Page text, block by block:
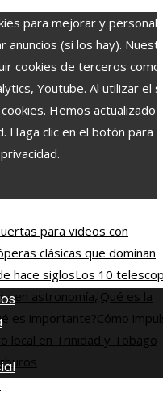
para mejorar y
anuncios (si los hay).
cookies de terceros como
Youtube. Al utilizar el
Hemos actualizado
Haga clic en el botón para
para videos con
clásicas que dominan
hace siglosLos 10
en astronomía¿Qué es la
es importante?Cómo
local en Trinidad y Tobago